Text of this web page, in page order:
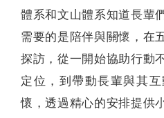
體系和文山體系知道長輩
需要的是陪伴與關懷，在
探訪，從一開始協助行動
定位，到帶動長輩與其
懷，透過精心的安排提供